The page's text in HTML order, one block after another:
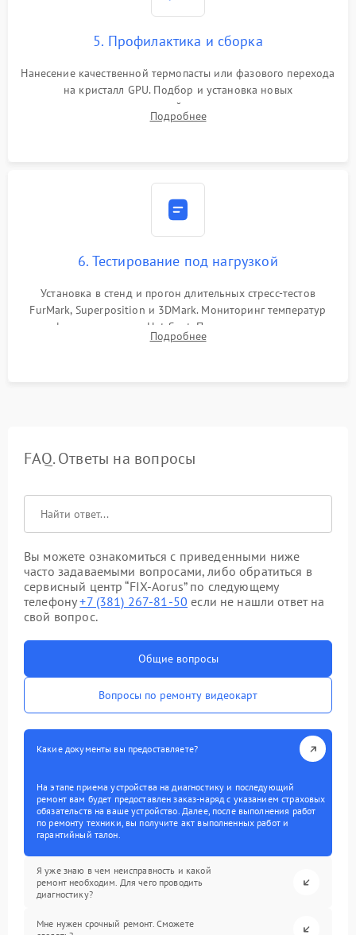
5. Профилактика и сборка
Нанесение качественной термопасты или фазового перехода
на кристалл GPU. Подбор и установка новых
термопрокладок правильной толщины на память и цепи
питания. Монтаж радиатора и бэкплейта, подключение и
Подробнее
6. Тестирование под нагрузкой
Установка в стенд и прогон длительных стресс-тестов
FurMark, Superposition и 3DMark. Мониторинг температур
графического чипа и Hot Spot. Проверка на отсутствие
артефактов изображения, вылетов драйвера и зависаний.
Подробнее
FAQ. Ответы на вопросы
Вы можете ознакомиться с приведенными ниже
часто задаваемыми вопросами, либо обратиться в
сервисный центр “FIX-Aorus” по следующему
телефону+7 (381) 267-81-50 если не нашли ответ на
свой вопрос.
Общие вопросы
Вопросы по ремонту видеокарт
Какие документы вы предоставляете?
На этапе приема устройства на диагностику и последующий
ремонт вам будет предоставлен заказ-наряд с указанием страховых
обязательств на ваше устройство. Далее, после выполнения работ
по ремонту техники, вы получите акт выполненных работ и
гарантийный талон.
Я уже знаю в чем неисправность и какой
ремонт необходим. Для чего проводить
диагностику?
Мне нужен срочный ремонт. Сможете